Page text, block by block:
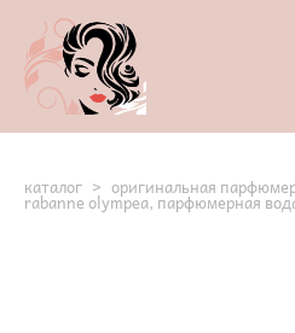
каталог > оригинальная
rabanne olympea, парфюмерная